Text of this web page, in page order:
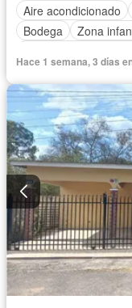
Aire acondicionado
Bodega
Zona
Cocina equipada
Vista panorámica
Hace 1 semana, 3 días